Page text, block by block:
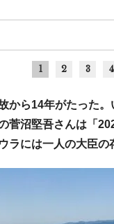
1 2 3 4
から14年がたった
菅沼堅吾さんは「
ラには一人の大臣